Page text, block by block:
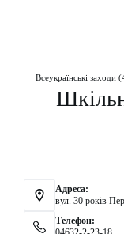
Всеукраїнські заходи
Адреса:
вул. 30 років
Телефон: